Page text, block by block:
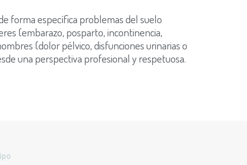
forma específica problemas del suelo
(embarazo, posparto, incontinencia,
(dolor pélvico, disfunciones urinarias o
una perspectiva profesional y respetuosa.